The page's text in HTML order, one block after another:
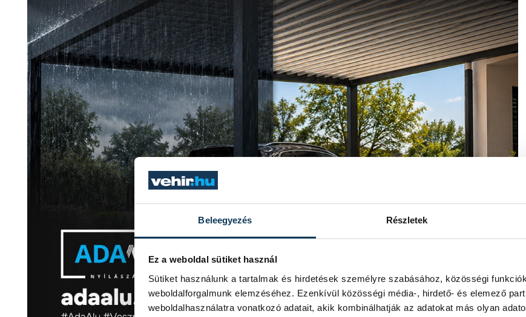
Beleegyezés Részletek
Ez a weboldal sütiket használ
Sütiket használunk a tartalmak és hirdetések személyre szabásához, közösségi
weboldalforgalmunk elemzéséhez. Ezenkívül közösségi média-, hirdető- és elemező
weboldalhasználatra vonatkozó adatait, akik kombinálhatják az adatokat más olyan